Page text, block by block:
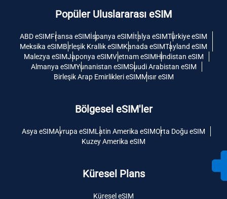
Popüler Uluslararası eSIM
ABD eSIMFransa eSIMİspanya eSIMİtalya eSIMTürkiye eSIM
Meksika eSIMBirleşik Krallık eSIMKanada eSIMTayland eSIM
Malezya eSIMJaponya eSIMVietnam eSIMHindistan eSIM
Almanya eSIMYunanistan eSIMSuudi Arabistan eSIM
Birleşik Arap Emirlikleri eSIMMısır eSIM
Bölgesel eSIM'ler
Asya eSIMAvrupa eSIMLatin Amerika eSIMOrta Doğu eSIM
Kuzey Amerika eSIM
Küresel Plans
Küresel eSIM